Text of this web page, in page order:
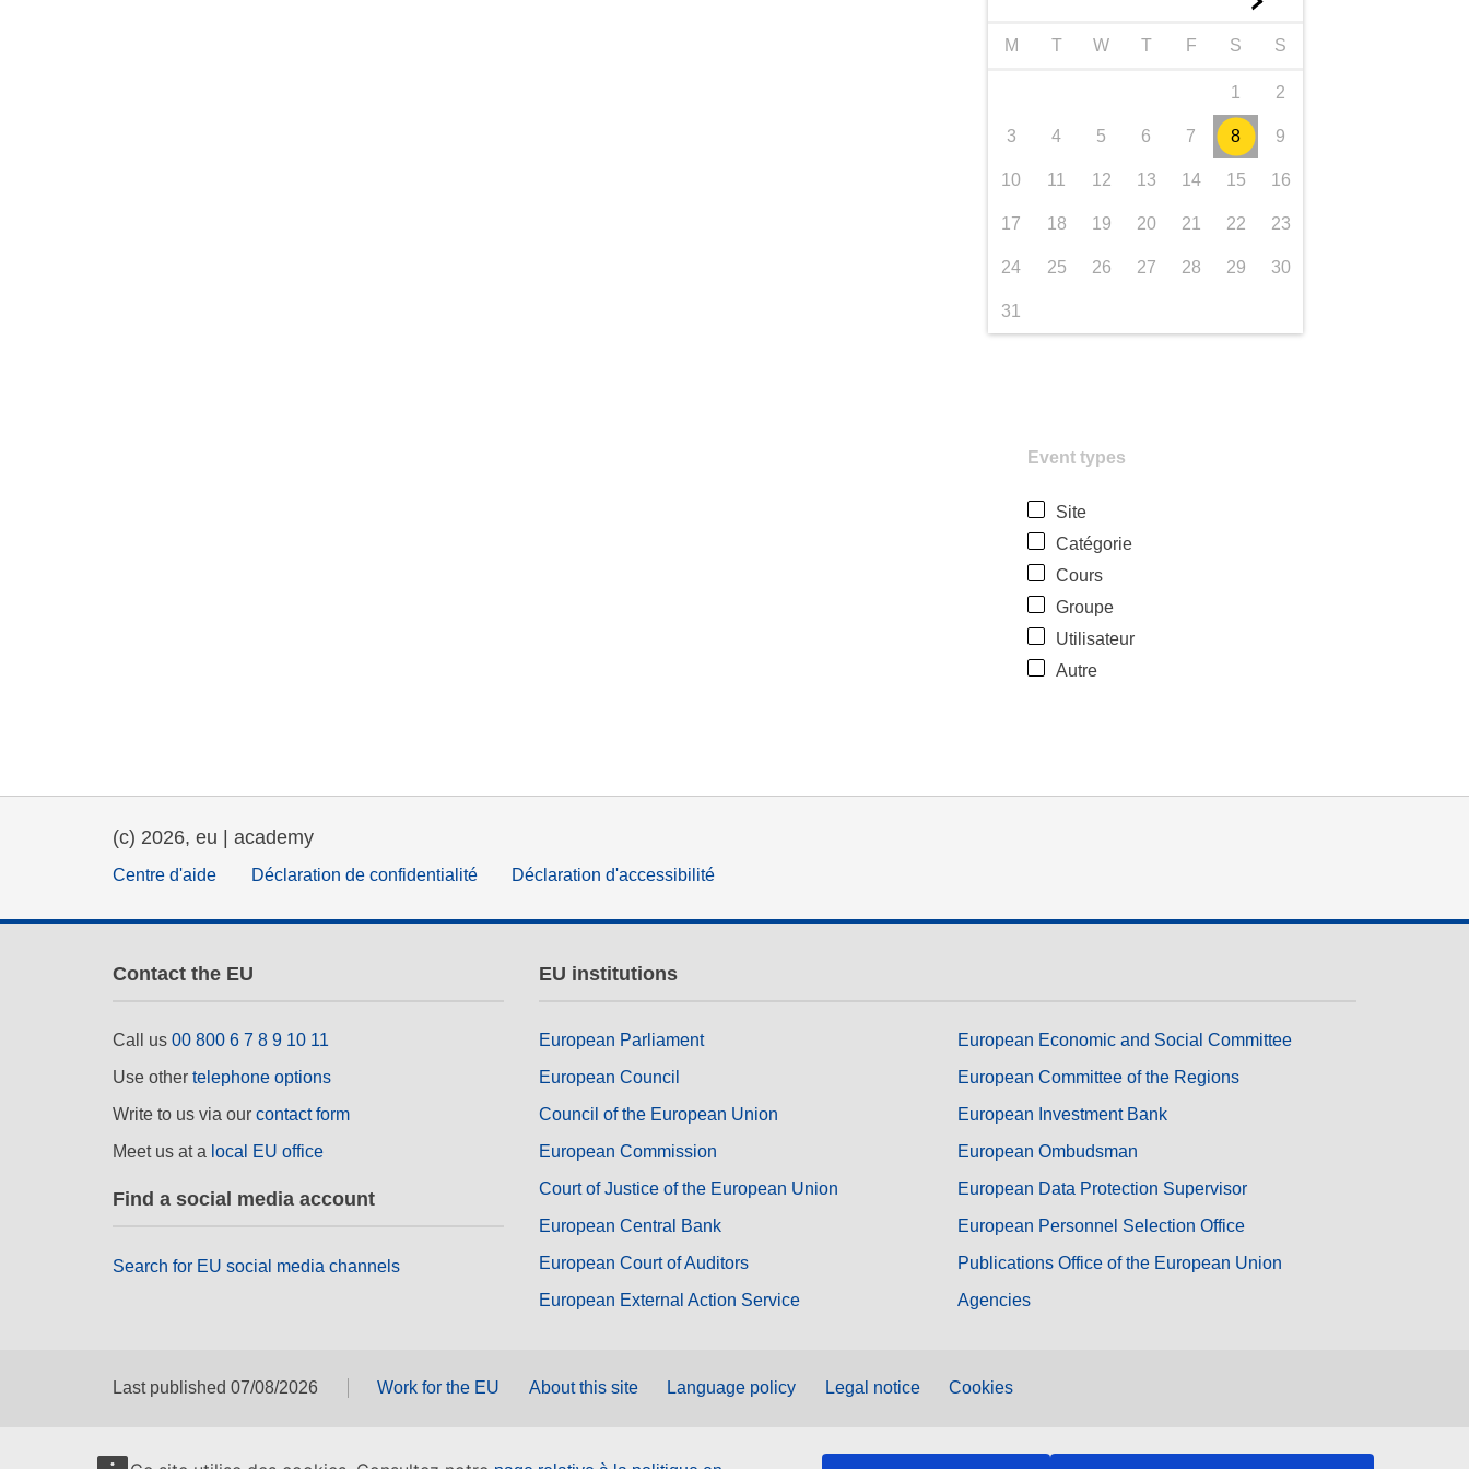
M T W T F S S
1 2
3 4 5 6 7 8 9
10 11 12 13 14 15 16
17 18 19 20 21 22 23
24 25 26 27 28 29 30
31
Event types
Site
Catégorie
Cours
Groupe
Utilisateur
Autre
(c) 2026, eu | academy
Centre d'aide Déclaration de confidentialité Déclaration d'accessibilité
Contact the EU
Call us 00 800 6 7 8 9 10 11
Use other telephone options
Write to us via our contact form
Meet us at a local EU office
Find a social media account
Search for EU social media channels
EU institutions
European Parliament
European Council
Council of the European Union
European Commission
Court of Justice of the European Union
European Central Bank
European Court of Auditors
European External Action Service
European Economic and Social Committee
European Committee of the Regions
European Investment Bank
European Ombudsman
European Data Protection Supervisor
European Personnel Selection Office
Publications Office of the European Union
Agencies
Last published 07/08/2026 Work for the EU About this site Language policy Legal notice Cookies